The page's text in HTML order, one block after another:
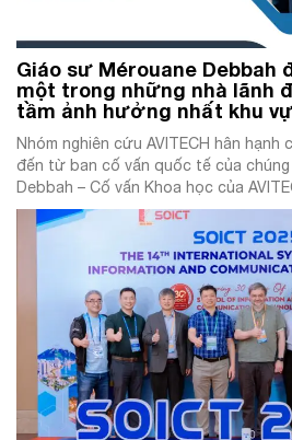
Giáo sư Mérouane Debbah
một trong những nhà lãnh
tầm ảnh hưởng nhất khu
Nhóm nghiên cứu AVITECH hân hạnh
đến từ ban cố vấn quốc tế của
Debbah – Cố vấn Khoa học của
uy tín Dubai Leaders Magazine vinh
“ARAB’s Most Influential Leaders in